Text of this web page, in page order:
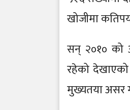
खोजीमा
सन् २०१० को
रहेको
मुख्यतया असर